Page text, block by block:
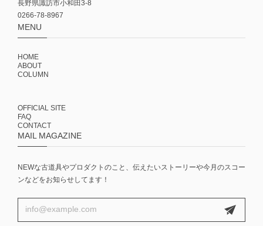
長野県諏訪市小和田3-8
0266-78-8967
MENU
HOME
ABOUT
COLUMN
OFFICIAL SITE
FAQ
CONTACT
MAIL MAGAZINE
NEWな古道具やプロダクトのこと、伝えたいストーリーや今月のスコー
ンなどをお知らせしてます！